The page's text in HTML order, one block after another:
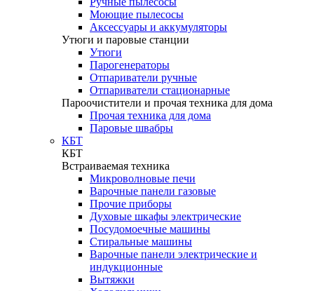
Моющие пылесосы
Аксессуары и аккумуляторы
Утюги и паровые станции
Утюги
Парогенераторы
Отпариватели ручные
Отпариватели стационарные
Пароочистители и прочая техника для дома
Прочая техника для дома
Паровые швабры
КБТ
КБТ
Встраиваемая техника
Микроволновые печи
Варочные панели газовые
Прочие приборы
Духовые шкафы электрические
Посудомоечные машины
Стиральные машины
Варочные панели электрические и
индукционные
Вытяжки